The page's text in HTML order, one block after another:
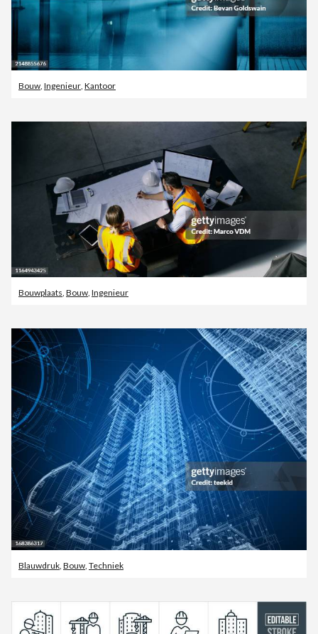
Bouw Ingenieur Kantoor
Bouwplaats, Bouw, Ingenieur
Blauwdruk, Bouw, Techniek